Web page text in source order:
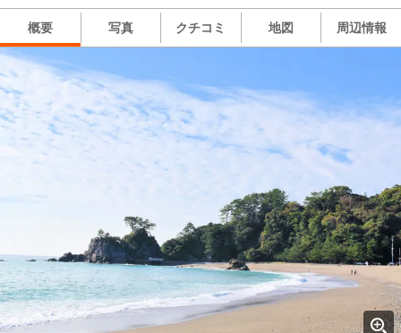
概要 写真 クチコミ 地図 周辺情報